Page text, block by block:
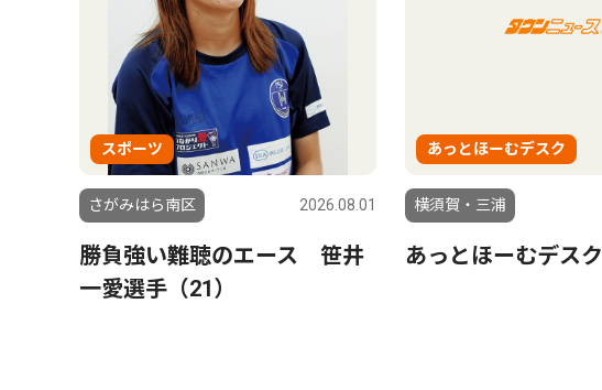
スポーツ
さがみはら南区 2026.08.01
勝負強い難聴のエース 笹井
一愛選手（21）
あっとほーむデスク
横須賀・三浦
あっとほーむデスク